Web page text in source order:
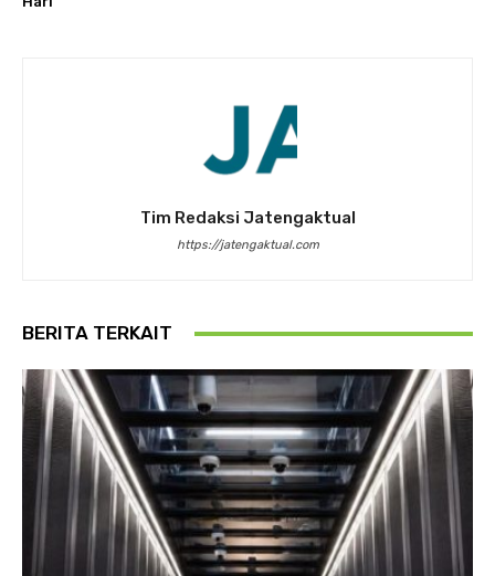
Tim Redaksi Jatengaktual
https://jatengaktual.com
BERITA TERKAIT